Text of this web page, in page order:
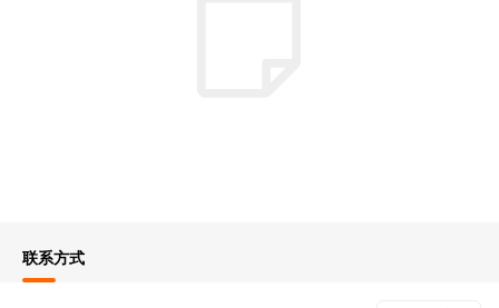
联系方式